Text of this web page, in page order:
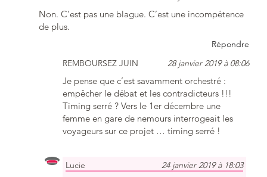
Non. C’est pas une blague. C’est une incompétence
de plus.
Répondre
REMBOURSEZ JUIN
28 janvier 2019 à 08:06
Je pense que c’est savamment orchestré :
empêcher le débat et les contradicteurs !!!
Timing serré ? Vers le 1er décembre une
femme en gare de nemours interrogeait les
voyageurs sur ce projet … timing serré !
Lucie 24 janvier 2019 à 18:03